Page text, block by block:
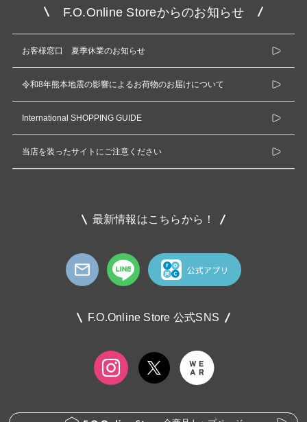
F.O.Online Storeからのお知らせ
お客様窓口 夏季休業のお知らせ
令和8年熊本地震の影響によるお荷物のお届けについて
International SHOPPING GUIDE
当店を装ったサイトにご注意ください
最新情報はこちらから！
F.O.Online Store 公式SNS